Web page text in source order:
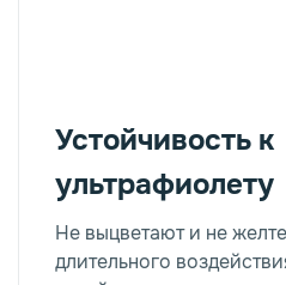
Устойчивость к
ультрафиолету
Не выцветают и не
длительного